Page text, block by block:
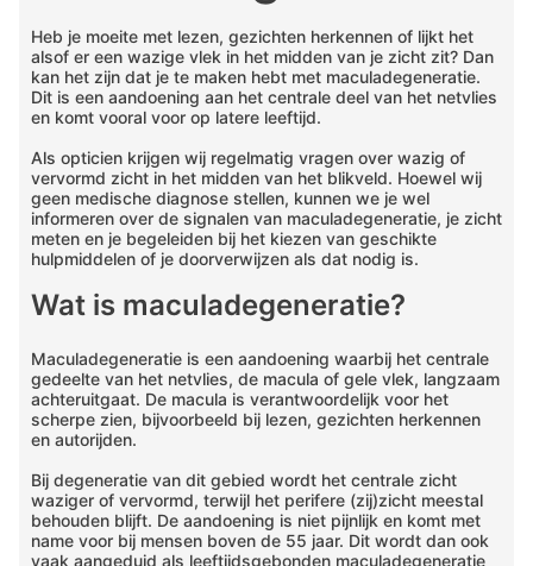
Heb je moeite met lezen, gezichten herkennen of lijkt het
alsof er een wazige vlek in het midden van je zicht zit? Dan
kan het zijn dat je te maken hebt met maculadegeneratie.
Dit is een aandoening aan het centrale deel van het netvlies
en komt vooral voor op latere leeftijd.
Als opticien krijgen wij regelmatig vragen over wazig of
vervormd zicht in het midden van het blikveld. Hoewel wij
geen medische diagnose stellen, kunnen we je wel
informeren over de signalen van maculadegeneratie, je zicht
meten en je begeleiden bij het kiezen van geschikte
hulpmiddelen of je doorverwijzen als dat nodig is.
Wat is maculadegeneratie?
Maculadegeneratie is een aandoening waarbij het centrale
gedeelte van het netvlies, de macula of gele vlek, langzaam
achteruitgaat. De macula is verantwoordelijk voor het
scherpe zien, bijvoorbeeld bij lezen, gezichten herkennen
en autorijden.
Bij degeneratie van dit gebied wordt het centrale zicht
waziger of vervormd, terwijl het perifere (zij)zicht meestal
behouden blijft. De aandoening is niet pijnlijk en komt met
name voor bij mensen boven de 55 jaar. Dit wordt dan ook
vaak aangeduid als leeftijdsgebonden maculadegeneratie